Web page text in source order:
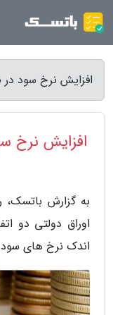
افزایش نرخ سود در
افزایش نرخ
اوراق دولتی دو
اندک نرخ های